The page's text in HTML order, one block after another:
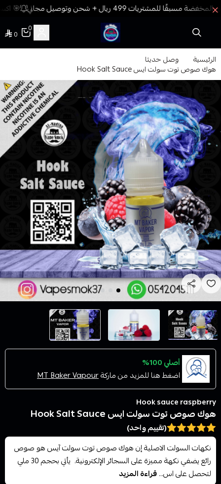
🎯
فيب المدينة
0
0
الرئيسية وصل حديثا
هوك صوص توت سولت ايس Hook Salt Sauce
أصلي 100%
اضغط هنا للمزيد من ماركةMT Baker Vapour
Hook sauce raspberry
هوك صوص توت سولت ايس Hook Salt Sauce
(تقييم واحد)
نكهات السولت الاصلية إن هوك صوص توت سولت آيس هو صوص
رائع يضفي نكهة مميزة على السجائر الإلكترونية. يأتي بحجم 30 ملي
لتحصل على اس...قراءة المزيد